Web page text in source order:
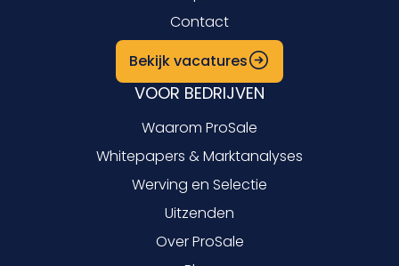
Contact
Bekijk vacatures
VOOR BEDRIJVEN
Waarom ProSale
Whitepapers & Marktanalyses
Werving en Selectie
Uitzenden
Over ProSale